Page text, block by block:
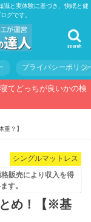
識と実体験に基づき、快眠と健
グです。
search
プライバシーポリシ
てどっちが良いかの検
？】
シングルマットレス
販売により収入を得
す。
め！【※基